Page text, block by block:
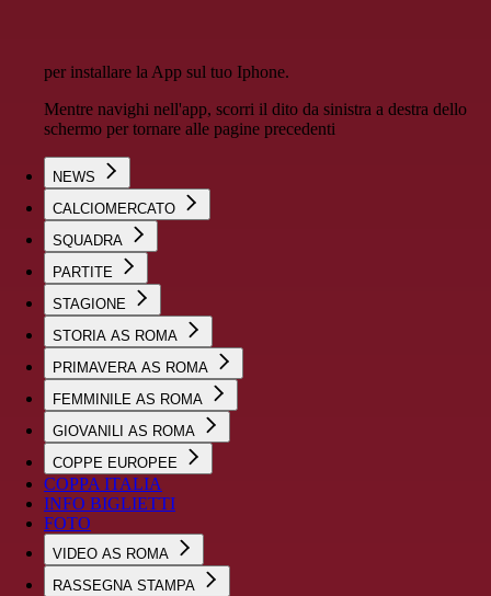
per installare la App sul tuo Iphone.
Mentre navighi nell'app, scorri il dito da sinistra a destra dello
schermo per tornare alle pagine precedenti
NEWS
CALCIOMERCATO
SQUADRA
PARTITE
STAGIONE
STORIA AS ROMA
PRIMAVERA AS ROMA
FEMMINILE AS ROMA
GIOVANILI AS ROMA
COPPE EUROPEE
COPPA ITALIA
INFO BIGLIETTI
FOTO
VIDEO AS ROMA
RASSEGNA STAMPA